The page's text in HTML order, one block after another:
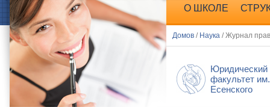
O ШКОЛЕ
Домов / Наука / Журнал
Юридический
факультет
Есенскогo